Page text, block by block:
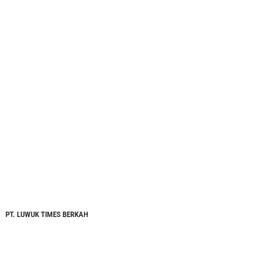
PT. LUWUK TIMES BERKAH